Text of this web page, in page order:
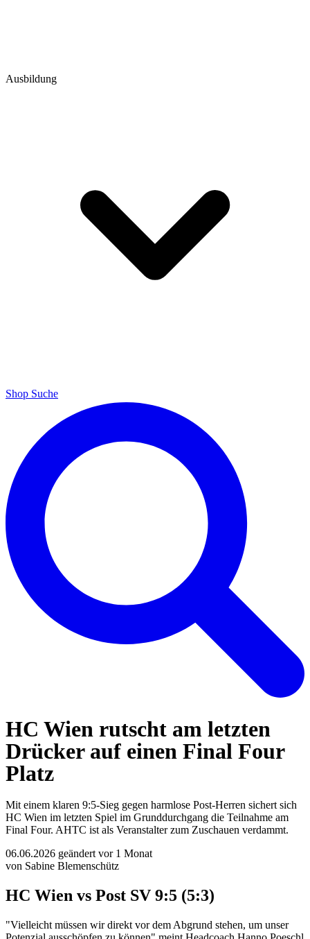
Ausbildung
Shop Suche
HC Wien rutscht am letzten
Drücker auf einen Final Four
Platz
Mit einem klaren 9:5-Sieg gegen harmlose Post-Herren sichert sich
HC Wien im letzten Spiel im Grunddurchgang die Teilnahme am
Final Four. AHTC ist als Veranstalter zum Zuschauen verdammt.
06.06.2026 geändert vor 1 Monat
von Sabine Blemenschütz
HC Wien vs Post SV 9:5 (5:3)
"Vielleicht müssen wir direkt vor dem Abgrund stehen, um unser